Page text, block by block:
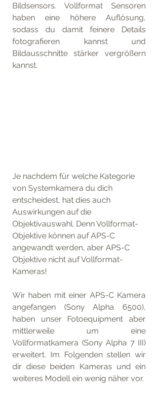
Bildsensors. Vollformat Sensoren
haben eine höhere Auflösung,
sodass du damit feinere Details
fotografieren kannst und
Bildausschnitte stärker vergrößern
kannst.
Je nachdem für welche Kategorie
von Systemkamera du dich
entscheidest, hat dies auch
Auswirkungen auf die
Objektivauswahl. Denn Vollformat-
Objektive können auf APS-C
angewandt werden, aber APS-C
Objektive nicht auf Vollformat-
Kameras!
Wir haben mit einer APS-C Kamera
angefangen (Sony Alpha 6500),
haben unser Fotoequipment aber
mittlerweile um eine
Vollformatkamera (Sony Alpha 7 III)
erweitert. Im Folgenden stellen wir
dir diese beiden Kameras und ein
weiteres Modell ein wenig näher vor.